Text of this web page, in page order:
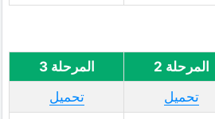
المرحلة 2
المرحلة 3
تحميل
تحميل